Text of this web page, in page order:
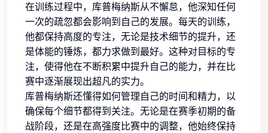
在训练过程中，库普梅纳斯从不懈怠，他深知任何
一次的疏忽都会影响到自己的发展。每天的训练，
他都保持高度的专注，无论是技术细节的提升，还
是体能的锤炼，都力求做到最好。这种对目标的专
注，使得他在不断积累中提升自己的能力，并在比
赛中逐渐展现出超凡的实力。
库普梅纳斯还懂得如何管理自己的时间和精力，以
确保每个细节都得到关注。无论是在赛季初期的备
战阶段，还是在高强度比赛中的调整，他始终保持